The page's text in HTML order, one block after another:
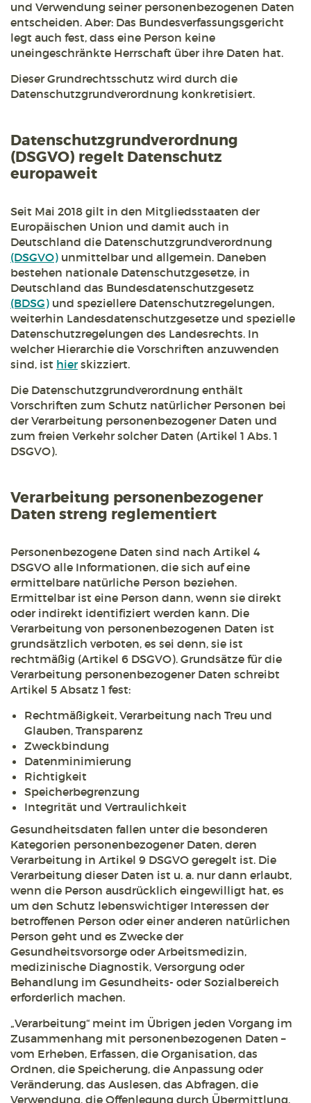
und Verwendung seiner personenbezogenen Daten
entscheiden. Aber: Das Bundesverfassungsgericht
legt auch fest, dass eine Person keine
uneingeschränkte Herrschaft über ihre Daten hat.
Dieser Grundrechtsschutz wird durch die
Datenschutzgrundverordnung konkretisiert.
Datenschutzgrundverordnung
(DSGVO) regelt Datenschutz
europaweit
Seit Mai 2018 gilt in den Mitgliedsstaaten der
Europäischen Union und damit auch in
Deutschland die Datenschutzgrundverordnung
(DSGVO) unmittelbar und allgemein. Daneben
bestehen nationale Datenschutzgesetze, in
Deutschland das Bundesdatenschutzgesetz
(BDSG) und speziellere Datenschutzregelungen,
weiterhin Landesdatenschutzgesetze und spezielle
Datenschutzregelungen des Landesrechts. In
welcher Hierarchie die Vorschriften anzuwenden
sind, ist hierskizziert.
Die Datenschutzgrundverordnung enthält
Vorschriften zum Schutz natürlicher Personen bei
der Verarbeitung personenbezogener Daten und
zum freien Verkehr solcher Daten (Artikel 1 Abs. 1
DSGVO).
Verarbeitung personenbezogener
Daten streng reglementiert
Personenbezogene Daten sind nach Artikel 4
DSGVO alle Informationen, die sich auf eine
ermittelbare natürliche Person beziehen.
Ermittelbar ist eine Person dann, wenn sie direkt
oder indirekt identifiziert werden kann. Die
Verarbeitung von personenbezogenen Daten ist
grundsätzlich verboten, es sei denn, sie ist
rechtmäßig (Artikel 6 DSGVO). Grundsätze für die
Verarbeitung personenbezogener Daten schreibt
Artikel 5 Absatz 1 fest:
Rechtmäßigkeit, Verarbeitung nach Treu und
Glauben, Transparenz
Zweckbindung
Datenminimierung
Richtigkeit
Speicherbegrenzung
Integrität und Vertraulichkeit
Gesundheitsdaten fallen unter die besonderen
Kategorien personenbezogener Daten, deren
Verarbeitung in Artikel 9 DSGVO geregelt ist. Die
Verarbeitung dieser Daten ist u. a. nur dann erlaubt,
wenn die Person ausdrücklich eingewilligt hat, es
um den Schutz lebenswichtiger Interessen der
betroffenen Person oder einer anderen natürlichen
Person geht und es Zwecke der
Gesundheitsvorsorge oder Arbeitsmedizin,
medizinische Diagnostik, Versorgung oder
Behandlung im Gesundheits- oder Sozialbereich
erforderlich machen.
„Verarbeitung“ meint im Übrigen jeden Vorgang im
Zusammenhang mit personenbezogenen Daten –
vom Erheben, Erfassen, die Organisation, das
Ordnen, die Speicherung, die Anpassung oder
Veränderung, das Auslesen, das Abfragen, die
Verwendung, die Offenlegung durch Übermittlung,